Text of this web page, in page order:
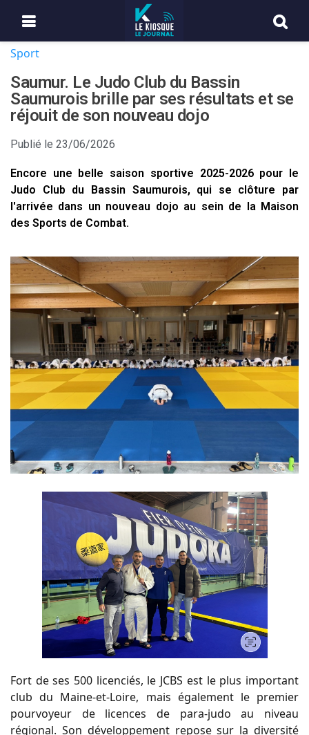
Sport
Saumur. Le Judo Club du Bassin
Saumurois brille par ses résultats et se
réjouit de son nouveau dojo
Publié le 23/06/2026
Encore une belle saison sportive 2025-2026 pour le
Judo Club du Bassin Saumurois, qui se clôture par
l'arrivée dans un nouveau dojo au sein de la Maison
des Sports de Combat.
Fort de ses 500 licenciés, le JCBS est le plus important
club du Maine-et-Loire, mais également le premier
pourvoyeur de licences de para-judo au niveau
régional. Son développement repose sur la diversité